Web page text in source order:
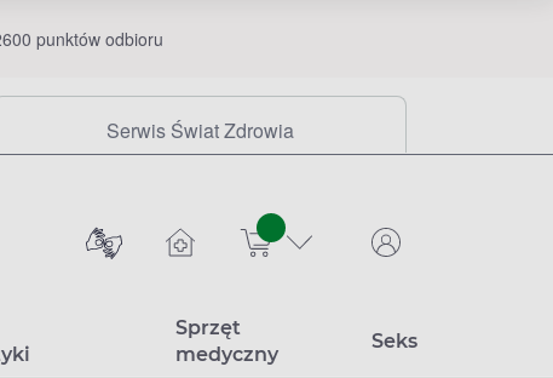
punktów odbioru
Serwis Świat Zdrowia
sztuk
Sprzęt
medyczny
Seks